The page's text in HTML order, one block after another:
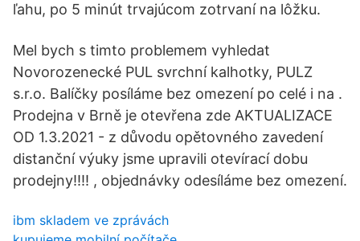
ľahu, po 5 minút trvajúcom zotrvaní na lôžku.
Mel bych s timto problemem vyhledat
Novorozenecké PUL svrchní kalhotky, PULZ
s.r.o. Balíčky posíláme bez omezení po celé i na .
Prodejna v Brně je otevřena zde AKTUALIZACE
OD 1.3.2021 - z důvodu opětovného zavedení
distanční výuky jsme upravili otevírací dobu
prodejny!!!! , objednávky odesíláme bez omezení.
ibm skladem ve zprávách